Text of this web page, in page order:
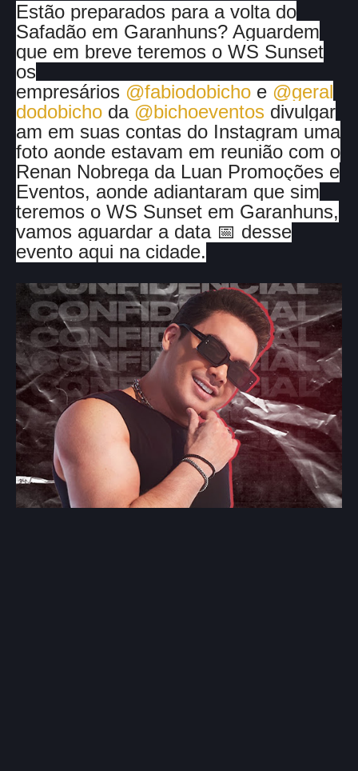
Estão preparados para a volta do
Safadão em Garanhuns? Aguardem
que em breve teremos o WS Sunset
os
empresários @fabiodobicho e @geral
dodobicho da @bichoeventos divulgar
am em suas contas do Instagram uma
foto aonde estavam em reunião com o
Renan Nobrega da Luan Promoções e
Eventos, aonde adiantaram que sim
teremos o WS Sunset em Garanhuns,
vamos aguardar a data 📅 desse
evento aqui na cidade.